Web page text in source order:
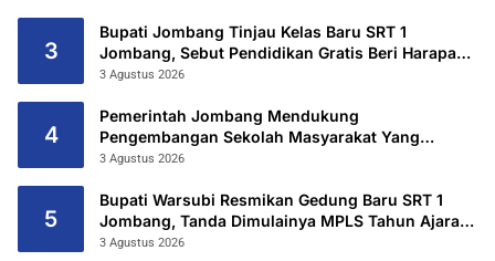
3
Bupati Jombang Tinjau Kelas Baru SRT 1
Jombang, Sebut Pendidikan Gratis Beri Harapan
Baru
3 Agustus 2026
4
Pemerintah Jombang Mendukung
Pengembangan Sekolah Masyarakat Yang
Kurang Mampu Hingga Hibahkan 6,3 Hektar
3 Agustus 2026
5
Bupati Warsubi Resmikan Gedung Baru SRT 1
Jombang, Tanda Dimulainya MPLS Tahun Ajaran
2026/2027
3 Agustus 2026